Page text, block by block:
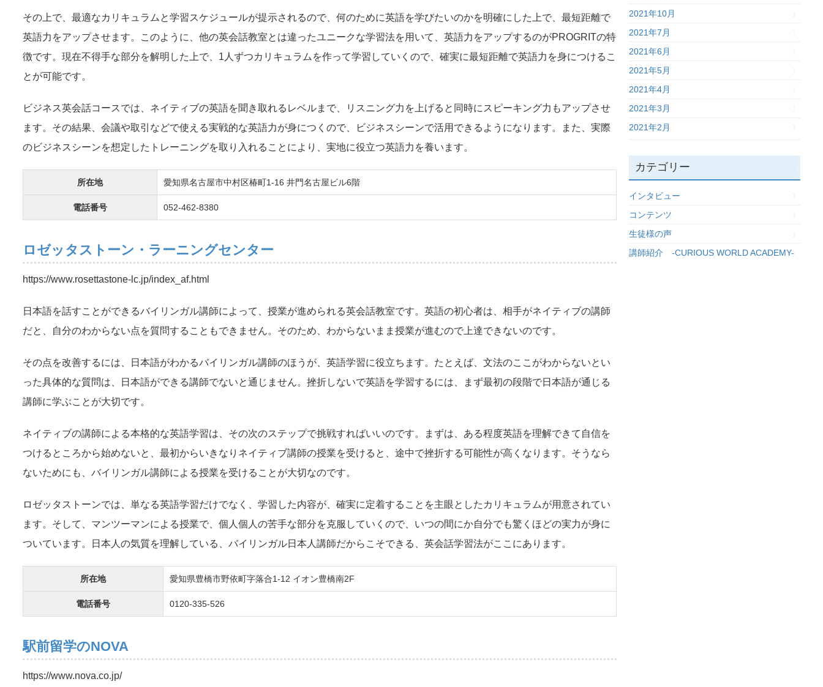
その上で、最適なカリキュラムと学習スケジュールが提示されるので、何のために英語を学びたいのかを明確にした上で、最短距離で
英語力をアップさせます。このように、他の英会話教室とは違ったユニークな学習法を用いて、英語力をアップするのがPROGRITの特
徴です。現在不得手な部分を解明した上で、1人ずつカリキュラムを作って学習していくので、確実に最短距離で英語力を身につけるこ
とが可能です。
ビジネス英会話コースでは、ネイティブの英語を聞き取れるレベルまで、リスニング力を上げると同時にスピーキング力もアップさせ
ます。その結果、会議や取引などで使える実戦的な英語力が身につくので、ビジネスシーンで活用できるようになります。また、実際
のビジネスシーンを想定したトレーニングを取り入れることにより、実地に役立つ英語力を養います。
所在地 愛知県名古屋市中村区椿町1-16 井門名古屋ビル6階
電話番号 052-462-8380
ロゼッタストーン・ラーニングセンター
https://www.rosettastone-lc.jp/index_af.html
日本語を話すことができるバイリンガル講師によって、授業が進められる英会話教室です。英語の初心者は、相手がネイティブの講師
だと、自分のわからない点を質問することもできません。そのため、わからないまま授業が進むので上達できないのです。
その点を改善するには、日本語がわかるバイリンガル講師のほうが、英語学習に役立ちます。たとえば、文法のここがわからないとい
った具体的な質問は、日本語ができる講師でないと通じません。挫折しないで英語を学習するには、まず最初の段階で日本語が通じる
講師に学ぶことが大切です。
ネイティブの講師による本格的な英語学習は、その次のステップで挑戦すればいいのです。まずは、ある程度英語を理解できて自信を
つけるところから始めないと、最初からいきなりネイティブ講師の授業を受けると、途中で挫折する可能性が高くなります。そうなら
ないためにも、バイリンガル講師による授業を受けることが大切なのです。
ロゼッタストーンでは、単なる英語学習だけでなく、学習した内容が、確実に定着することを主眼としたカリキュラムが用意されてい
ます。そして、マンツーマンによる授業で、個人個人の苦手な部分を克服していくので、いつの間にか自分でも驚くほどの実力が身に
ついています。日本人の気質を理解している、バイリンガル日本人講師だからこそできる、英会話学習法がここにあります。
所在地 愛知県豊橋市野依町字落合1-12 イオン豊橋南2F
電話番号 0120-335-526
駅前留学のNOVA
https://www.nova.co.jp/
2021年10月
2021年7月
2021年6月
2021年5月
2021年4月
2021年3月
2021年2月
カテゴリー
インタビュー
コンテンツ
生徒様の声
講師紹介 -CURIOUS WORLD ACADEMY-